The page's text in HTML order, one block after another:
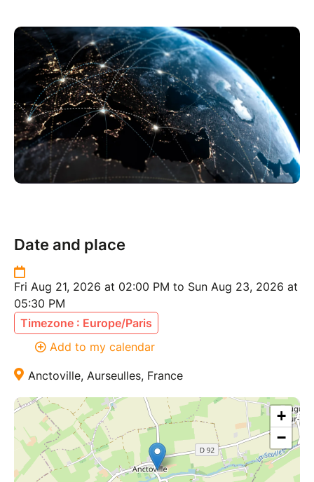
Date and place
Fri Aug 21, 2026 at 02:00 PM to Sun Aug 23, 2026 at
05:30 PM
Timezone : Europe/Paris
Add to my calendar
Anctoville, Aurseulles, France
+
−